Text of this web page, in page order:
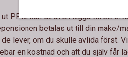
ut PPM kan du även lägga till ett
betalas ut till din make/
lever, om du skulle avlida först.
en kostnad och att du själv får